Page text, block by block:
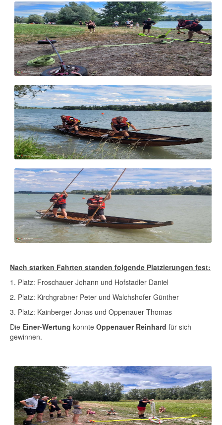
Nach starken Fahrten standen folgende Platzierungen fest:
1. Platz: Froschauer Johann und Hofstadler Daniel
2. Platz: Kirchgrabner Peter und Walchshofer Günther
3. Platz: Kainberger Jonas und Oppenauer Thomas
Die Einer-Wertung konnte Oppenauer Reinhard für sich
gewinnen.